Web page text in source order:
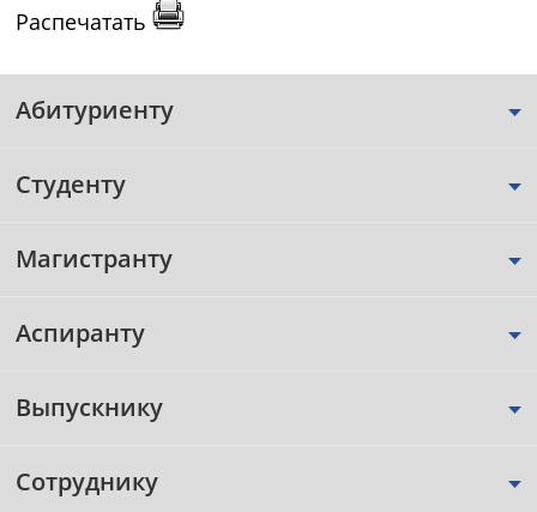
Распечатать
Абитуриенту
Студенту
Магистранту
Аспиранту
Выпускнику
Сотруднику